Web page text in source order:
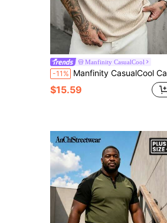
Manfinity CasualCool
-11% Manfinity CasualCool Camiseta de hombre talla grande color albaricoque con textura plisada estilo maduro, primavera/verano
$15.59